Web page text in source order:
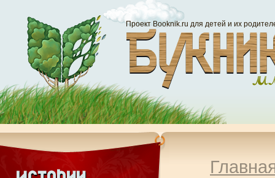
Проект Booknik.ru для детей и их